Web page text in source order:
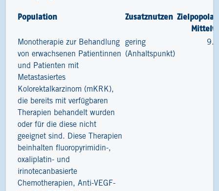
Population Zusatznutzen
Monotherapie zur Behandlung
von erwachsenen Patientinnen
und Patienten mit
Metastasiertes
Kolorektalkarzinom (mKRK),
die bereits mit verfügbaren
Therapien behandelt wurden
oder für die diese nicht
geeignet sind. Diese Therapien
beinhalten fluoropyrimidin-,
oxaliplatin- und
irinotecanbasierte
Chemotherapien, Anti-VEGF-
gering
(Anhaltspunkt)